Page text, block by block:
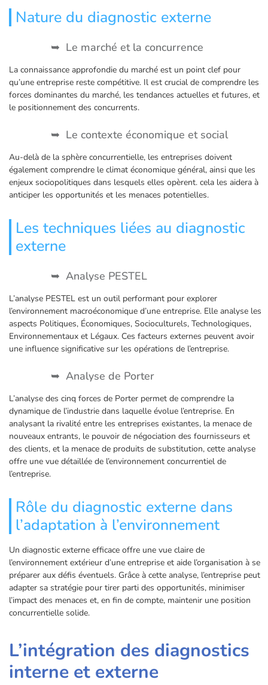
Nature du diagnostic externe
Le marché et la concurrence
La connaissance approfondie du marché est un point clef pour
qu’une entreprise reste compétitive. Il est crucial de comprendre les
forces dominantes du marché, les tendances actuelles et futures, et
le positionnement des concurrents.
Le contexte économique et social
Au-delà de la sphère concurrentielle, les entreprises doivent
également comprendre le climat économique général, ainsi que les
enjeux sociopolitiques dans lesquels elles opèrent. cela les aidera à
anticiper les opportunités et les menaces potentielles.
Les techniques liées au diagnostic
externe
Analyse PESTEL
L’analyse PESTEL est un outil performant pour explorer
l’environnement macroéconomique d’une entreprise. Elle analyse les
aspects Politiques, Économiques, Socioculturels, Technologiques,
Environnementaux et Légaux. Ces facteurs externes peuvent avoir
une influence significative sur les opérations de l’entreprise.
Analyse de Porter
L’analyse des cinq forces de Porter permet de comprendre la
dynamique de l’industrie dans laquelle évolue l’entreprise. En
analysant la rivalité entre les entreprises existantes, la menace de
nouveaux entrants, le pouvoir de négociation des fournisseurs et
des clients, et la menace de produits de substitution, cette analyse
offre une vue détaillée de l’environnement concurrentiel de
l’entreprise.
Rôle du diagnostic externe dans
l’adaptation à l’environnement
Un diagnostic externe efficace offre une vue claire de
l’environnement extérieur d’une entreprise et aide l’organisation à se
préparer aux défis éventuels. Grâce à cette analyse, l’entreprise peut
adapter sa stratégie pour tirer parti des opportunités, minimiser
l’impact des menaces et, en fin de compte, maintenir une position
concurrentielle solide.
L’intégration des diagnostics
interne et externe